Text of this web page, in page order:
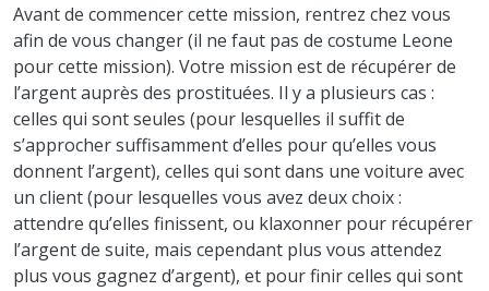
Avant de commencer cette mission, rentrez chez vous
afin de vous changer (il ne faut pas de costume Leone
pour cette mission). Votre mission est de récupérer de
l’argent auprès des prostituées. Il y a plusieurs cas :
celles qui sont seules (pour lesquelles il suffit de
s’approcher suffisamment d’elles pour qu’elles vous
donnent l’argent), celles qui sont dans une voiture avec
un client (pour lesquelles vous avez deux choix :
attendre qu’elles finissent, ou klaxonner pour récupérer
l’argent de suite, mais cependant plus vous attendez
plus vous gagnez d’argent), et pour finir celles qui sont